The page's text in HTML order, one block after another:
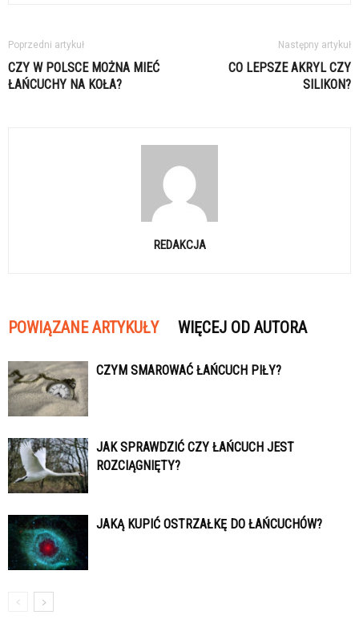
Poprzedni artykuł
CZY W POLSCE MOŻNA MIEĆ
ŁAŃCUCHY NA KOŁA?
Następny artykuł
CO LEPSZE AKRYL CZY
SILIKON?
REDAKCJA
POWIĄZANE ARTYKUŁY WIĘCEJ OD AUTORA
CZYM SMAROWAĆ ŁAŃCUCH PIŁY?
JAK SPRAWDZIĆ CZY ŁAŃCUCH JEST
ROZCIĄGNIĘTY?
JAKĄ KUPIĆ OSTRZAŁKĘ DO ŁAŃCUCHÓW?